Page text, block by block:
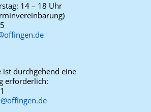
14 – 18 Uhr
ist durchgehend eine
erforderlich: